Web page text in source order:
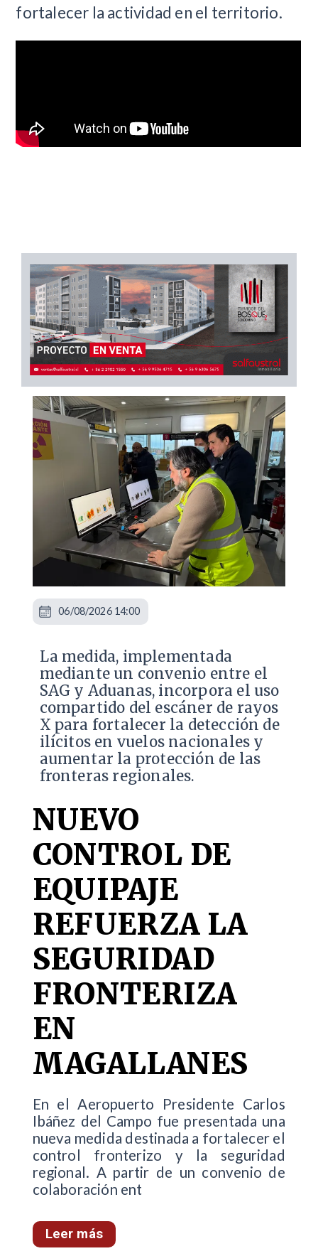
fortalecer la actividad en el territorio.
La medida, implementada
mediante un convenio entre el
SAG y Aduanas, incorpora el uso
compartido del escáner de rayos
X para fortalecer la detección de
ilícitos en vuelos nacionales y
aumentar la protección de las
fronteras regionales.
NUEVO
CONTROL DE
EQUIPAJE
REFUERZA LA
SEGURIDAD
FRONTERIZA
EN
MAGALLANES
En el Aeropuerto Presidente Carlos
Ibáñez del Campo fue presentada una
nueva medida destinada a fortalecer el
control fronterizo y la seguridad
regional. A partir de un convenio de
colaboración ent
Leer más
06/08/2026 14:00